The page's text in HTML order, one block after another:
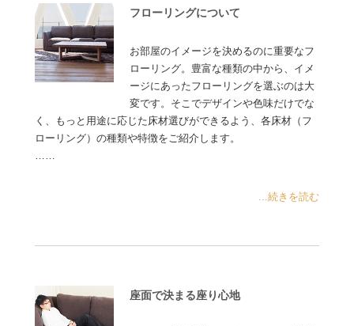
フローリングについて
お部屋のイメージを決めるのに重要なフ
ローリング。豊富な種類の中から、イメ
ージにあったフローリングを選ぶのは大
変です。そこでデザインや色味だけでな
く、もっと用途に応じた床材選びができるよう、各床材（フ
ローリング）の種類や特徴をご紹介します。
……
...続きを読む
座面で決まる座り心地